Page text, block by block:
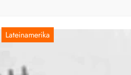
Lateinamerika